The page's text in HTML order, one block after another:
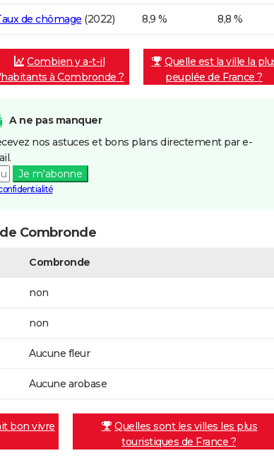
de chômage (2022) 8,9 % 8,8 %
Combien y a-t-il
à Combronde ?
Quelle est la ville la
peuplée de France ?
A ne pas manquer
nos astuces et bons plans directement par e-
Je m'abonne
Combronde
Combronde
non
non
Aucune fleur
Aucune arobase
bon vivre
Quelles sont les villes les plus
touristiques de France ?